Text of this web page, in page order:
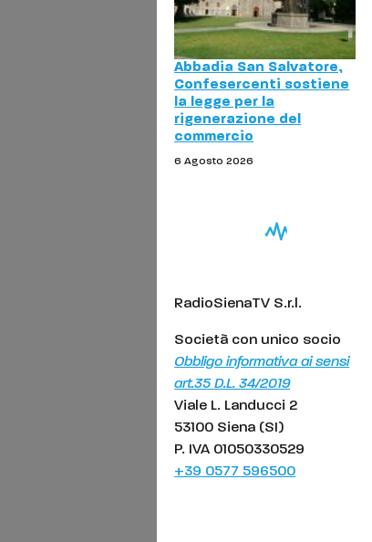
Abbadia San Salvatore,
Confesercenti sostiene
la legge per la
rigenerazione del
commercio
6 Agosto 2026
RadioSienaTV S.r.l.
Società con unico socio
Obbligo informativa ai sensi
art.35 D.L. 34/2019
Viale L. Landucci 2
53100 Siena (SI)
P. IVA 01050330529
+39 0577 596500